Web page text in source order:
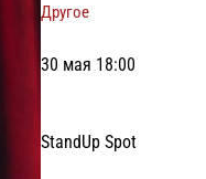
Другое
30 мая 18:00
StandUp Spot